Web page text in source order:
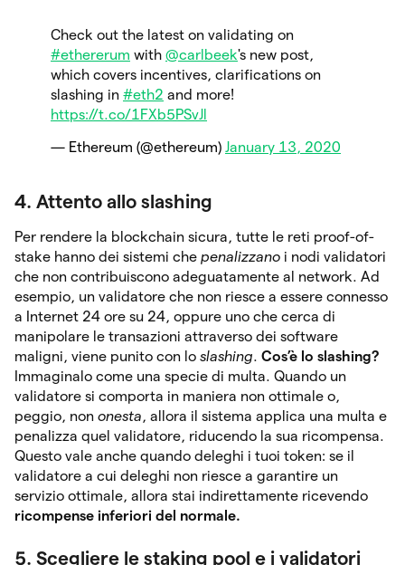
Check out the latest on validating on
#ethererum with @carlbeek's new post,
which covers incentives, clarifications on
slashing in #eth2 and more!
https://t.co/1FXb5PSvJl
— Ethereum (@ethereum) January 13, 2020
4. Attento allo slashing
Per rendere la blockchain sicura, tutte le reti proof-of-
stake hanno dei sistemi che penalizzano i nodi validatori
che non contribuiscono adeguatamente al network. Ad
esempio, un validatore che non riesce a essere connesso
a Internet 24 ore su 24, oppure uno che cerca di
manipolare le transazioni attraverso dei software
maligni, viene punito con lo slashing. Cos’è lo slashing?
Immaginalo come una specie di multa. Quando un
validatore si comporta in maniera non ottimale o,
peggio, non onesta, allora il sistema applica una multa e
penalizza quel validatore, riducendo la sua ricompensa.
Questo vale anche quando deleghi i tuoi token: se il
validatore a cui deleghi non riesce a garantire un
servizio ottimale, allora stai indirettamente ricevendo
ricompense inferiori del normale.
5. Scegliere le staking pool e i validatori